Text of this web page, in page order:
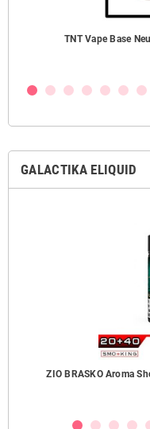
TNT Vape Base
GALACTIKA ELIQUID
ZIO BRASKO Aroma